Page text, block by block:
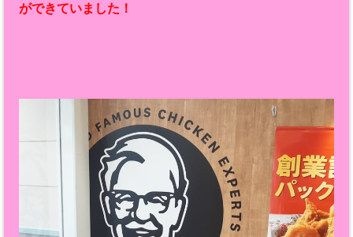
ができていました！